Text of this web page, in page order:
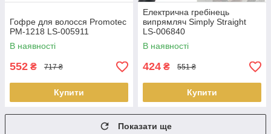
Гофре для волосся Promotec
PM-1218 LS-005911
В наявності
552 ₴ 717 ₴
Купити
Електрична гребінець
випрямляч Simply Straight
LS-006840
В наявності
424 ₴ 551 ₴
Купити
Показати ще